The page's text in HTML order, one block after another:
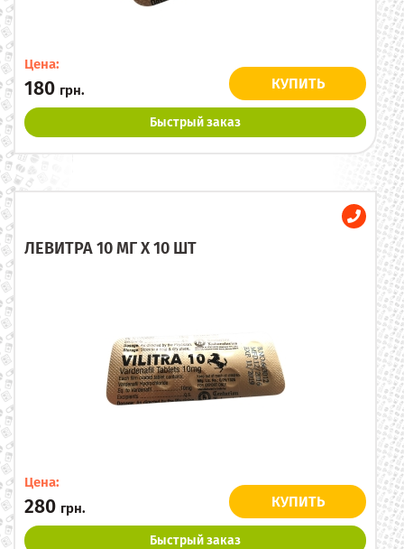
Цена:
180 грн. КУПИТЬ
Быстрый заказ
ЛЕВИТРА 10 МГ X 10 ШТ
Цена:
280 грн. КУПИТЬ
Быстрый заказ